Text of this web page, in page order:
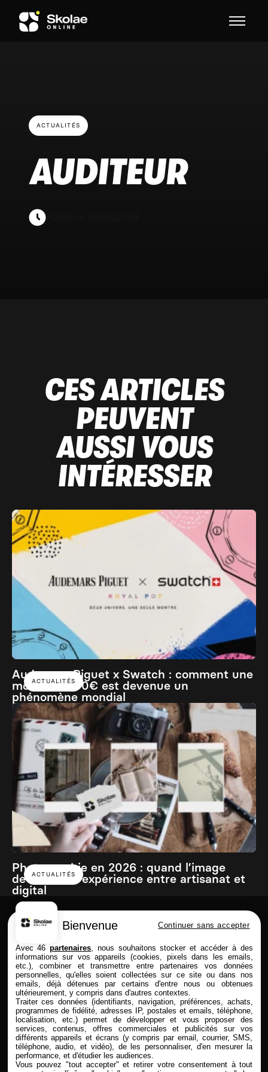
Skip to content
ACTUALITÉS
AUDITEUR
CES ARTICLES
PEUVENT
AUSSI VOUS
INTÉRESSER
ACTUALITÉS
Audemars Piguet x Swatch : comment une
montre à 400€ est devenue un
phénomène mondial
ACTUALITÉS
Photographie en 2026 : quand l’image
devient une expérience entre artisanat et
digital
FORMATIONS
Commerce & Achat
Design & Photo
Comptabilité & Finance
Immobilier
Marketing & Communication
RH
SKOLAE ONLINE
Présentation
Enseignement à distance
Admission & Financement
Alternance & entreprise
Rythmes & contrats
Entreprises partenaires
Continuer sans accepter
Bienvenue
Avec 46partenaires , nous souhaitons stocker et accéder à des
informations sur vos appareils (cookies, pixels dans les emails,
etc.), combiner et transmettre entre partenaires vos données
personnelles, qu'elles soient collectées sur ce site ou dans nos
emails, déjà détenues par certains d'entre nous ou obtenues
ultérieurement, y compris dans d'autres contextes.
Traiter ces données (identifiants, navigation, préférences, achats,
programmes de fidélité, adresses IP, postales et emails, téléphone,
localisation, etc.) permet de développer et vous proposer des
services, contenus, offres commerciales et publicités sur vos
différents appareils et écrans (y compris par email, courrier, SMS,
téléphone, audio, et vidéo), de les personnaliser, d'en mesurer la
performance, et d'étudier les audiences.
Vous pouvez "tout accepter" et retirer votre consentement à tout